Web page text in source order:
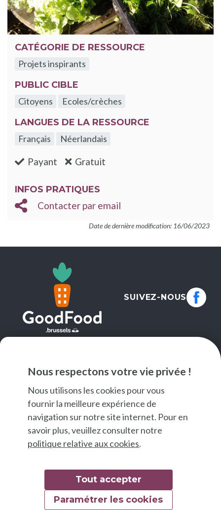
Nous respectons votre vie privée !
Nous utilisons les cookies pour vous
fournir la meilleure expérience de
navigation sur notre site internet. Pour en
savoir plus, veuillez consulter notre
politique relative aux cookies.
Tout accepter
Paramétrer les cookies
CATÉGORIE DE RESSOURCE
Projets inspirants
PUBLIC CIBLE
Citoyens
Ecoles/crèches
LANGUES DE LA RESSOURCE
Français
Néerlandais
Payant :non Gratuit
INFOS PRATIQUES
Contacter par email
Date de dernière modification: 16/06/2023
SUIVEZ-NOUS